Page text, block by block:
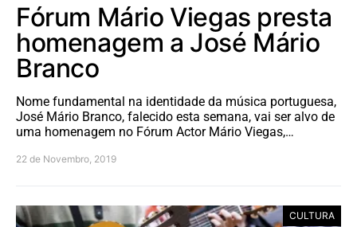
Fórum Mário Viegas presta
homenagem a José Mário
Branco
Nome fundamental na identidade da música portuguesa,
José Mário Branco, falecido esta semana, vai ser alvo de
uma homenagem no Fórum Actor Mário Viegas,…
22 de Novembro, 2019
CULTURA